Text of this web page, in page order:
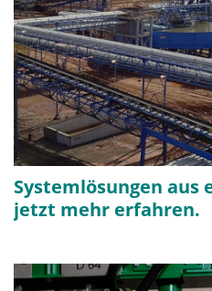
Systemlösungen aus
jetzt mehr erfahren.